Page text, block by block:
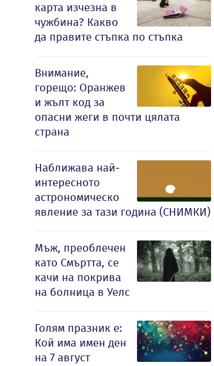
карта изчезна в
чужбина? Какво
да правите стъпка по стъпка
Внимание,
горещо: Оранжев
и жълт код за
опасни жеги в почти цялата
страна
Наближава най-
интересното
астрономическо
явление за тази година (СНИМКИ)
Мъж, преоблечен
като Смъртта, се
качи на покрива
на болница в Уелс
Голям празник е:
Кой има имен ден
на 7 август